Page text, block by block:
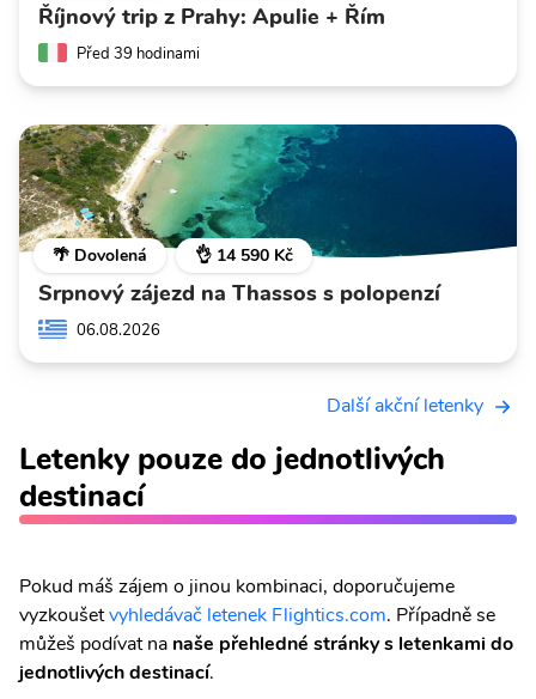
Říjnový trip z Prahy: Apulie + Řím
Před 39 hodinami
🌴 Dovolená 👌 14 590 Kč
Srpnový zájezd na Thassos s polopenzí
06.08.2026
Další akční letenky
Letenky pouze do jednotlivých
destinací
Pokud máš zájem o jinou kombinaci, doporučujeme
vyzkoušetvyhledávač letenek Flightics.com. Případně se
můžeš podívat na naše přehledné stránky s letenkami do
jednotlivých destinací.